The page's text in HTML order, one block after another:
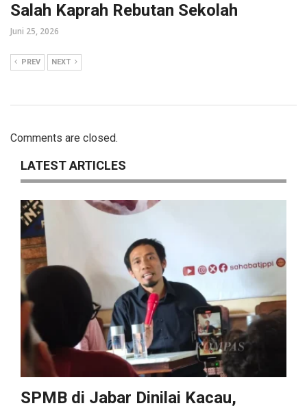
Salah Kaprah Rebutan Sekolah
Juni 25, 2026
PREV NEXT
Comments are closed.
LATEST ARTICLES
SPMB di Jabar Dinilai Kacau,